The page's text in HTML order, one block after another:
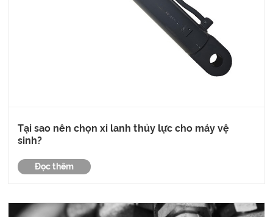
Tại sao nên chọn xi lanh thủy lực cho máy vệ
sinh?
Đọc thêm